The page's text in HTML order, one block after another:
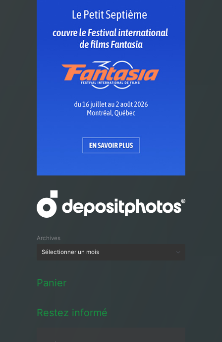
Archives
Panier
Restez informé